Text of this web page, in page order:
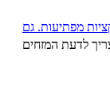
גם
המזחים